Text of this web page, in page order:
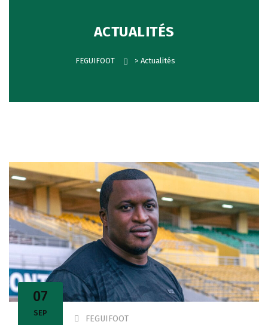
ACTUALITÉS
FEGUIFOOT > Actualités
07
SEP
FEGUIFOOT